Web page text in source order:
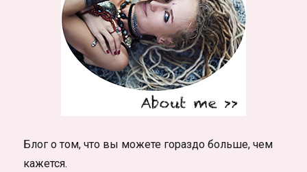
Блог о том, что вы можете гораздо больше, чем
кажется.